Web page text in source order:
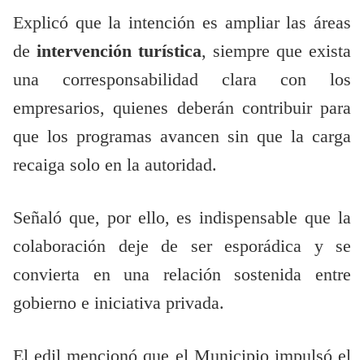
Explicó que la intención es ampliar las áreas
de intervención turística, siempre que exista
una corresponsabilidad clara con los
empresarios, quienes deberán contribuir para
que los programas avancen sin que la carga
recaiga solo en la autoridad.
Señaló que, por ello, es indispensable que la
colaboración deje de ser esporádica y se
convierta en una relación sostenida entre
gobierno e iniciativa privada.